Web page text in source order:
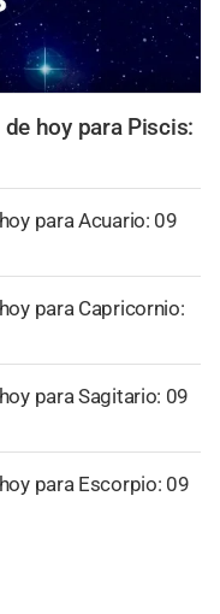
hoy para Piscis:
para Acuario: 09
para Capricornio:
para Sagitario: 09
para Escorpio: 09